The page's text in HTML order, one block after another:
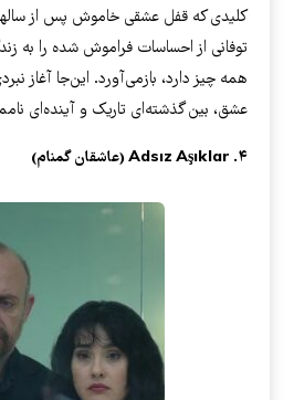
کلیدی که قفل عشقی خاموش پس از
توفانی از احساسات فراموش شده را به
همه چیز دارد، بازمی‌آورد. این‌جا آغاز
عشق، بین گذشته‌ای تاریک و آینده‌ای
۴. Adsız Aşıklar (عاشقان گمنام)